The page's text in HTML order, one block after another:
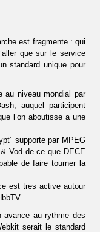
est fragmente : qui
que sur le service
standard unique pour
au niveau mondial par
auquel participent
l’on aboutisse a une
supporte par MPEG
Vod de ce que DECE
de faire tourner la
est tres active autour
avance au rythme des
serait le standard